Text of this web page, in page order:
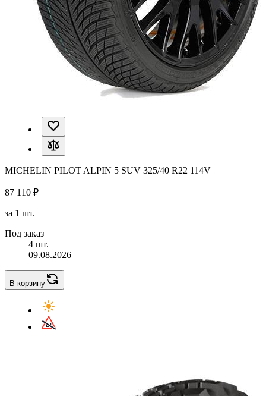
MICHELIN PILOT ALPIN 5 SUV 325/40 R22 114V
87 110 ₽
за 1 шт.
Под заказ
4 шт.
09.08.2026
В корзину